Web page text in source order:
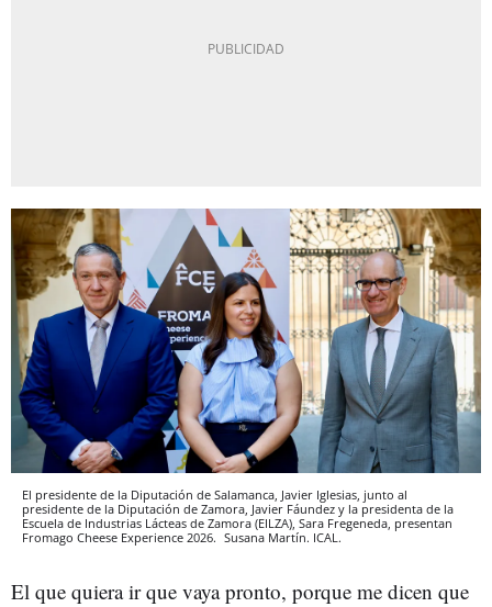
El presidente de la Diputación de Salamanca, Javier Iglesias, junto al
presidente de la Diputación de Zamora, Javier Fáundez y la presidenta de la
Escuela de Industrias Lácteas de Zamora (EILZA), Sara Fregeneda, presentan
Fromago Cheese Experience 2026. Susana Martín. ICAL.
El que quiera ir que vaya pronto, porque me dicen que